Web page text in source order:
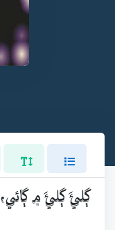
ڳلئَ ڳلئَ ۾ ڳائي،